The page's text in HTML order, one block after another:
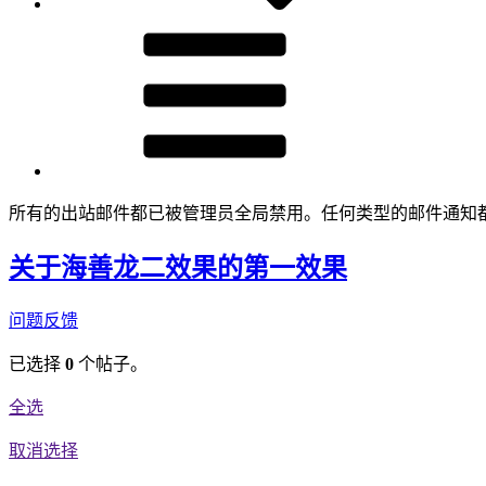
所有的出站邮件都已被管理员全局禁用。任何类型的邮件通知
关于海善龙二效果的第一效果
问题反馈
已选择 0 个帖子。
全选
取消选择